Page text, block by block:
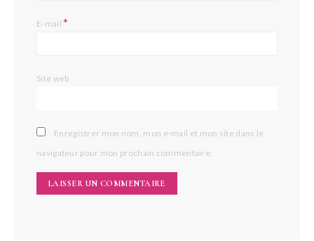
E-mail*
Site web
Enregistrer mon nom, mon e-mail et mon site dans le
navigateur pour mon prochain commentaire.